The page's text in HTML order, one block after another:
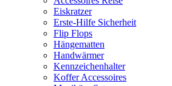
Eiskratzer
Erste-Hilfe Sicherheit
Flip Flops
Hängematten
Handwärmer
Kennzeichenhalter
Koffer Accessoires